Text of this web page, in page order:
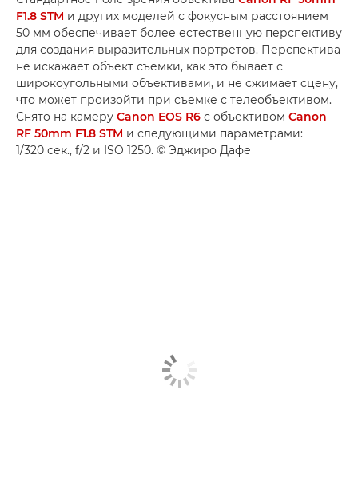
F1.8 STM и других моделей с фокусным расстоянием
50 мм обеспечивает более естественную перспективу
для создания выразительных портретов. Перспектива
не искажает объект съемки, как это бывает с
широкоугольными объективами, и не сжимает сцену,
что может произойти при съемке с телеобъективом.
Снято на камеру Canon EOS R6 с объективом Canon
RF 50mm F1.8 STM и следующими параметрами:
1/320 сек., f/2 и ISO 1250. © Эджиро Дафе